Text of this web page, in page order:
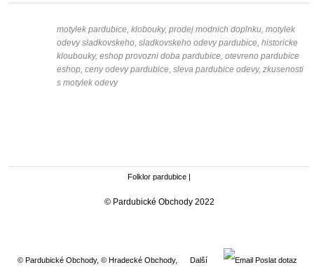
motylek pardubice, klobouky, prodej modnich doplnku, motylek
odevy sladkovskeho, sladkovskeho odevy pardubice, historicke
kloubouky, eshop provozni doba pardubice, otevreno pardubice
eshop, ceny odevy pardubice, sleva pardubice odevy, zkusenosti
s motylek odevy
Folklor pardubice
© Pardubické Obchody 2022
© Pardubické Obchody, © Hradecké Obchody, Další Poslat dotaz